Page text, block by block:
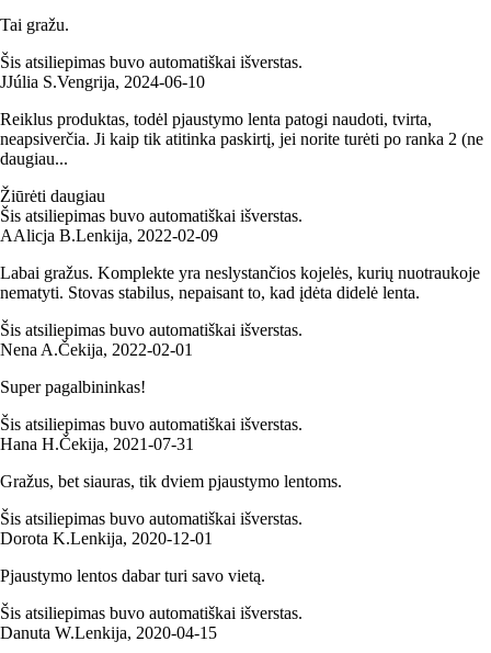
Tai gražu.
Šis atsiliepimas buvo automatiškai išverstas.
JJúlia S.Vengrija, 2024‑06‑10
Reiklus produktas, todėl pjaustymo lenta patogi naudoti, tvirta,
neapsiverčia. Ji kaip tik atitinka paskirtį, jei norite turėti po ranka 2 (ne
daugiau...
Žiūrėti daugiau
Šis atsiliepimas buvo automatiškai išverstas.
AAlicja B.Lenkija, 2022‑02‑09
Labai gražus. Komplekte yra neslystančios kojelės, kurių nuotraukoje
nematyti. Stovas stabilus, nepaisant to, kad įdėta didelė lenta.
Šis atsiliepimas buvo automatiškai išverstas.
Nena A.Čekija, 2022‑02‑01
Super pagalbininkas!
Šis atsiliepimas buvo automatiškai išverstas.
Hana H.Čekija, 2021‑07‑31
Gražus, bet siauras, tik dviem pjaustymo lentoms.
Šis atsiliepimas buvo automatiškai išverstas.
Dorota K.Lenkija, 2020‑12‑01
Pjaustymo lentos dabar turi savo vietą.
Šis atsiliepimas buvo automatiškai išverstas.
Danuta W.Lenkija, 2020‑04‑15